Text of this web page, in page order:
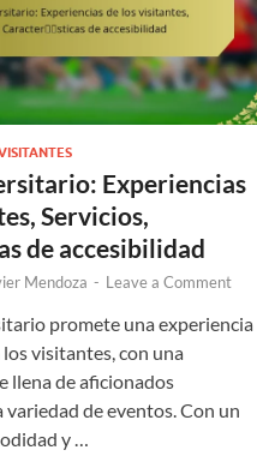
Experiencias
Servicios,
de accesibilidad
Mendoza - Leave a Comment
promete una experiencia
visitantes, con una
llena de aficionados
variedad de eventos. Con un
y …